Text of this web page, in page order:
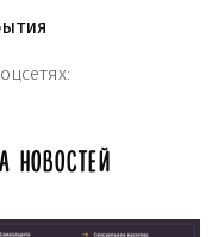
НОВОСТЕЙ